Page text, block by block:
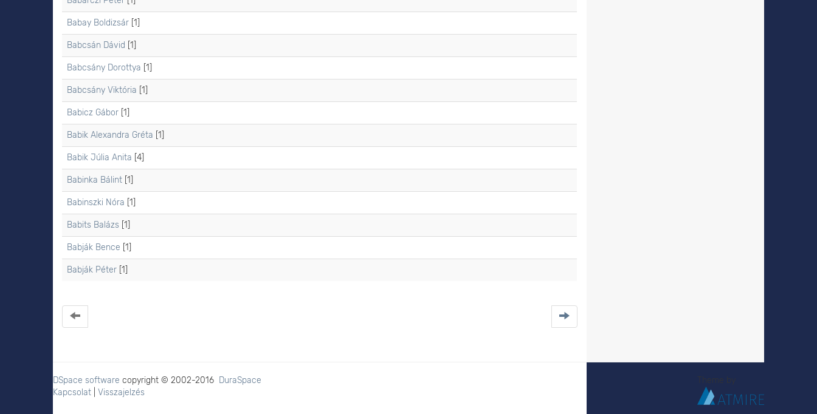
Babay Boldizsár [1]
Babcsán Dávid [1]
Babcsány Dorottya [1]
Babcsány Viktória [1]
Babicz Gábor [1]
Babik Alexandra Gréta [1]
Babik Júlia Anita [4]
Babinka Bálint [1]
Babinszki Nóra [1]
Babits Balázs [1]
Babják Bence [1]
Babják Péter [1]
DSpace software copyright © 2002-2016 DuraSpace
Kapcsolat
Visszajelzés
Theme by